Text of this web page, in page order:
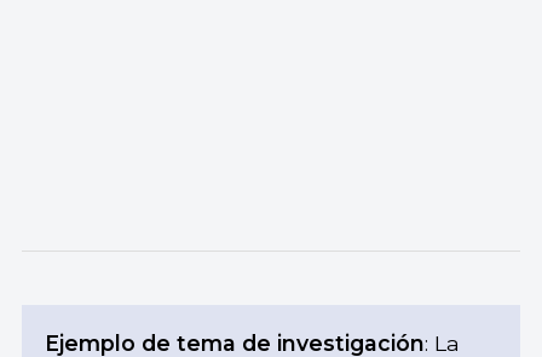
Ejemplo de tema de investigación: La